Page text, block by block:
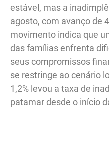
estável, mas a
agosto, com avanço de
movimento indica que
das famílias enfrenta
seus compromissos
se restringe ao cenário
1,2% levou a taxa de
patamar desde o início